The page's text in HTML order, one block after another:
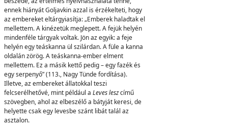
ennek hiányát Goljavkin azzal is érzékelteti, hogy
az embereket eltárgyiasítja: „Emberek haladtak el
mellettem. A kinézetük meglepett. A fejük helyén
mindenféle tárgyak voltak. Jön az egyik: a feje
helyén egy teáskanna ül szilárdan. A füle a kanna
oldalán zörög. A teáskanna-ember elment
mellettem. Ez a másik kettő pedig – egy fazék és
egy serpenyő” (113., Nagy Tünde fordítása).
Illetve, az embereket állatokkal teszi
felcserélhetővé, mint például a Leves leszcímű
szövegben, ahol az elbeszélő a bátyját keresi, de
helyette csak egy levesbe szánt libát talál az
asztalon.